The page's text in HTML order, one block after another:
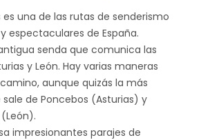
es una de las rutas de senderismo
espectaculares de España.
senda que comunica las
y León. Hay varias maneras
aunque quizás la más
de Poncebos (Asturias) y
impresionantes parajes de